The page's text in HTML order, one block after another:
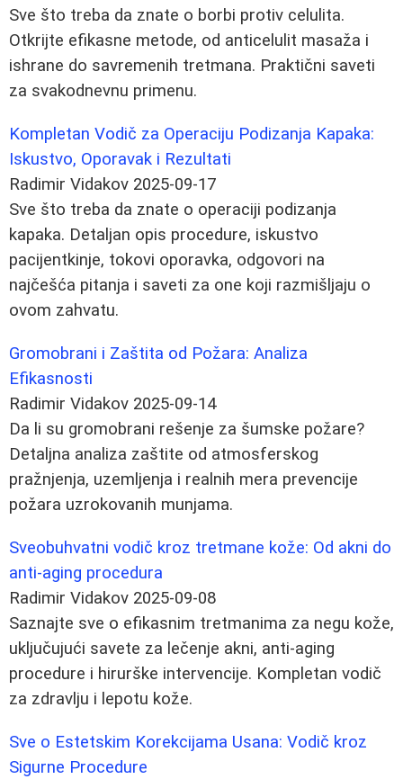
Sve što treba da znate o borbi protiv celulita.
Otkrijte efikasne metode, od anticelulit masaža i
ishrane do savremenih tretmana. Praktični saveti
za svakodnevnu primenu.
Kompletan Vodič za Operaciju Podizanja Kapaka:
Iskustvo, Oporavak i Rezultati
Radimir Vidakov 2025-09-17
Sve što treba da znate o operaciji podizanja
kapaka. Detaljan opis procedure, iskustvo
pacijentkinje, tokovi oporavka, odgovori na
najčešća pitanja i saveti za one koji razmišljaju o
ovom zahvatu.
Gromobrani i Zaštita od Požara: Analiza
Efikasnosti
Radimir Vidakov 2025-09-14
Da li su gromobrani rešenje za šumske požare?
Detaljna analiza zaštite od atmosferskog
pražnjenja, uzemljenja i realnih mera prevencije
požara uzrokovanih munjama.
Sveobuhvatni vodič kroz tretmane kože: Od akni do
anti-aging procedura
Radimir Vidakov 2025-09-08
Saznajte sve o efikasnim tretmanima za negu kože,
uključujući savete za lečenje akni, anti-aging
procedure i hirurške intervencije. Kompletan vodič
za zdravlju i lepotu kože.
Sve o Estetskim Korekcijama Usana: Vodič kroz
Sigurne Procedure